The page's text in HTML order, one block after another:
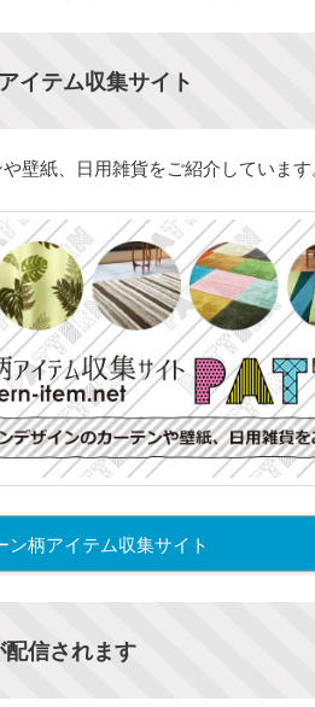
イテム収集サイト
壁紙、日用雑貨をご紹介しています
ン柄アイテム収集サイト
信されます